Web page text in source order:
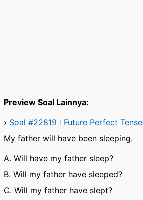
Preview Soal Lainnya:
› Soal #22819 : Future Perfect Tense
My father will have been sleeping.
A. Will have my father sleep?
B. Will my father have sleeped?
C. Will my father have slept?